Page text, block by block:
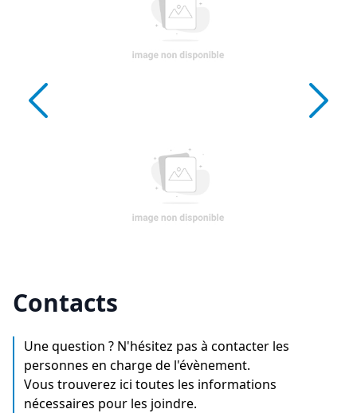
Contacts
Une question ? N'hésitez pas à contacter les
personnes en charge de l'évènement.
Vous trouverez ici toutes les informations
nécessaires pour les joindre.